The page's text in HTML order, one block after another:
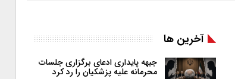
آخرین ها
جبهه پایداری ادعای برگزاری جلسات
محرمانه علیه پزشکیان را رد کرد